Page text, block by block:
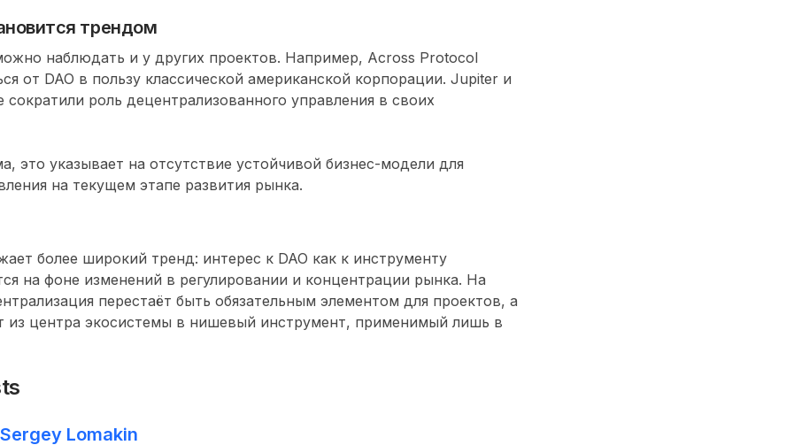
трендом
наблюдать и у других проектов. Например, Across Protocol
от DAO в пользу классической американской корпорации. Jupiter и
сократили роль децентрализованного управления в своих
это указывает на отсутствие устойчивой бизнес-модели для
на текущем этапе развития рынка.
более широкий тренд: интерес к DAO как к инструменту
на фоне изменений в регулировании и концентрации рынка. На
перестаёт быть обязательным элементом для проектов, а
из центра экосистемы в нишевый инструмент, применимый лишь в
Sergey Lomakin